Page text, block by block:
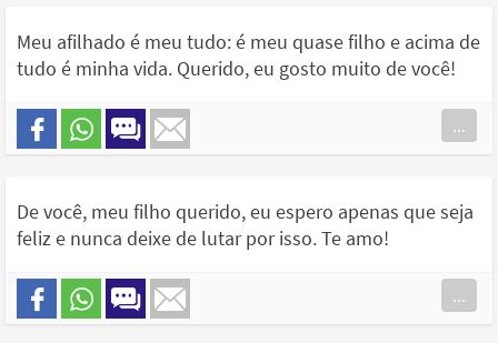
Meu afilhado é meu tudo: é meu quase filho e acima de
tudo é minha vida. Querido, eu gosto muito de você!
...
De você, meu filho querido, eu espero apenas que seja
feliz e nunca deixe de lutar por isso. Te amo!
...